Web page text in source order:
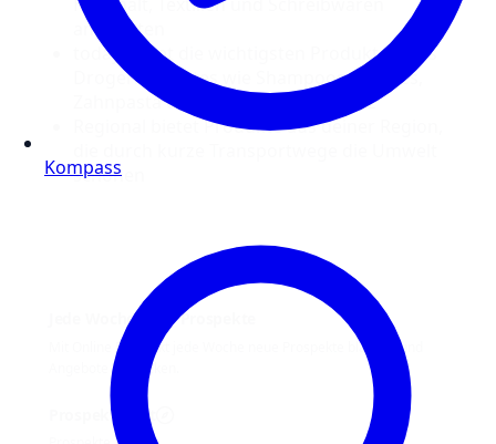
angeboten
today bietet die wichtigsten Produkte eines
Drogeriemarktes wie Shampoos, Cremes,
Zahnpasta und sogar Sonnenschutz
Regional bietet Produkte aus deiner Region,
schonen
Jede Woche neue Prospekte
Mit Online Prospekt jede Woche neue Prospekte blättern und
Angebote entdecken.
Prospekt-Welt
Kompass